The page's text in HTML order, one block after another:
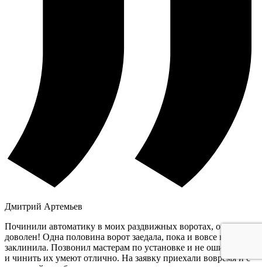
Дмитрий Артемьев
Починили автоматику в моих раздвижных воротах, очень
доволен! Одна половина ворот заедала, пока и вовсе не
заклинила. Позвонил мастерам по установке и не ошибся, они
и чинить их умеют отлично. На заявку приехали вовремя и с